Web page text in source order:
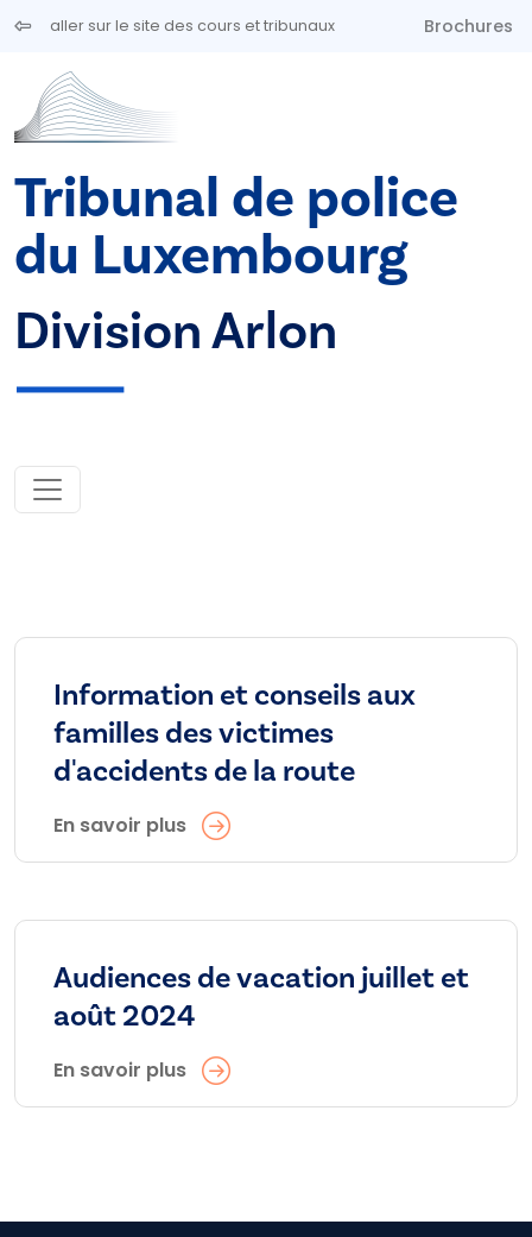
Aller au contenu principal
aller sur le site des cours et tribunaux Brochures
Tribunal de police
du Luxembourg
Division Arlon
Information et conseils aux
familles des victimes
d'accidents de la route
En savoir plus
Audiences de vacation juillet et
août 2024
En savoir plus